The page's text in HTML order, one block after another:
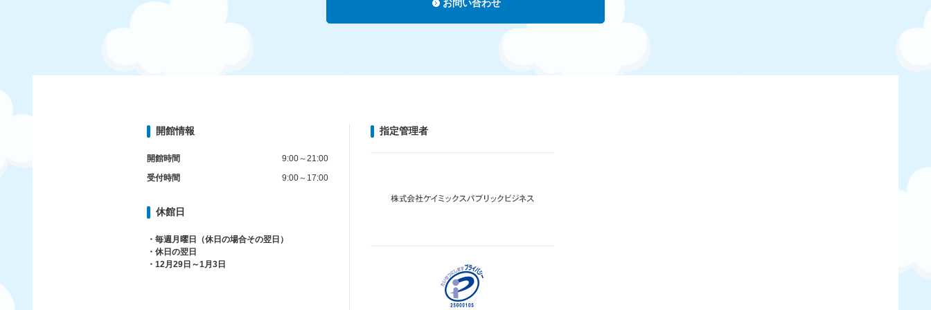
お問い合わせ
開館情報
開館時間
9:00～21:00
受付時間
9:00～17:00
休館日
・毎週月曜日（休日の場合その翌日）
・休日の翌日
・12月29日～1月3日
指定管理者